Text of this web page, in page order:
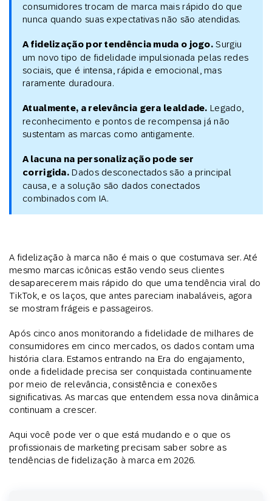
consumidores trocam de marca mais rápido do que
nunca quando suas expectativas não são atendidas.
A fidelização por tendência muda o jogo. Surgiu
um novo tipo de fidelidade impulsionada pelas redes
sociais, que é intensa, rápida e emocional, mas
raramente duradoura.
Atualmente, a relevância gera lealdade. Legado,
reconhecimento e pontos de recompensa já não
sustentam as marcas como antigamente.
A lacuna na personalização pode ser
corrigida. Dados desconectados são a principal
causa, e a solução são dados conectados
combinados com IA.
A fidelização à marca não é mais o que costumava ser. Até
mesmo marcas icônicas estão vendo seus clientes
desaparecerem mais rápido do que uma tendência viral do
TikTok, e os laços, que antes pareciam inabaláveis, agora
se mostram frágeis e passageiros.
Após cinco anos monitorando a fidelidade de milhares de
consumidores em cinco mercados, os dados contam uma
história clara. Estamos entrando na Era do engajamento,
onde a fidelidade precisa ser conquistada continuamente
por meio de relevância, consistência e conexões
significativas. As marcas que entendem essa nova dinâmica
continuam a crescer.
Aqui você pode ver o que está mudando e o que os
profissionais de marketing precisam saber sobre as
tendências de fidelização à marca em 2026.